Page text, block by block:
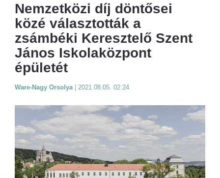
Nemzetközi díj döntősei
közé választották a
zsámbéki Keresztelő Szent
János Iskolaközpont
épületét
Ware-Nagy Orsolya 2021.08.05. 02:24